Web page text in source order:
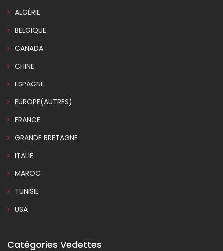
ALGÉRIE
BELGIQUE
CANADA
CHINE
ESPAGNE
EUROPE(AUTRES)
FRANCE
GRANDE BRETAGNE
ITALIE
MAROC
TUNISIE
USA
Catégories Vedettes